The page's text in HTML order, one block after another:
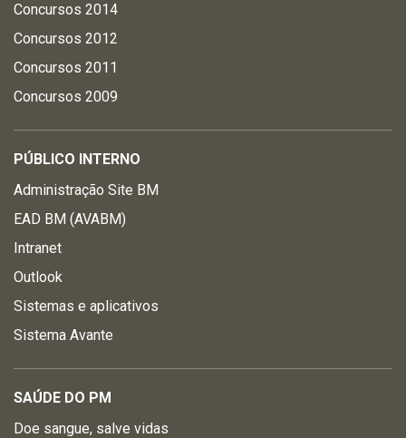
Concursos 2014
Concursos 2012
Concursos 2011
Concursos 2009
PÚBLICO INTERNO
Administração Site BM
EAD BM (AVABM)
Intranet
Outlook
Sistemas e aplicativos
Sistema Avante
SAÚDE DO PM
Doe sangue, salve vidas